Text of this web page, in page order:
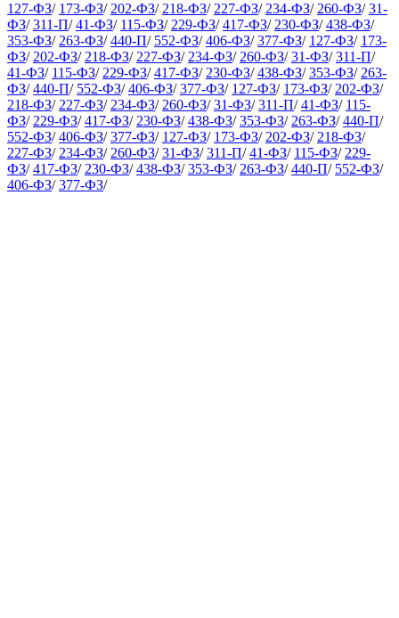
127-ФЗ/ 173-ФЗ/ 202-ФЗ/ 218-ФЗ/ 227-ФЗ/ 234-ФЗ/ 260-ФЗ/ 31-
ФЗ/ 311-П/ 41-ФЗ/ 115-ФЗ/ 229-ФЗ/ 417-ФЗ/ 230-ФЗ/ 438-ФЗ/
353-ФЗ/ 263-ФЗ/ 440-П/ 552-ФЗ/ 406-ФЗ/ 377-ФЗ/ 127-ФЗ/ 173-
ФЗ/ 202-ФЗ/ 218-ФЗ/ 227-ФЗ/ 234-ФЗ/ 260-ФЗ/ 31-ФЗ/ 311-П/
41-ФЗ/ 115-ФЗ/ 229-ФЗ/ 417-ФЗ/ 230-ФЗ/ 438-ФЗ/ 353-ФЗ/ 263-
ФЗ/ 440-П/ 552-ФЗ/ 406-ФЗ/ 377-ФЗ/ 127-ФЗ/ 173-ФЗ/ 202-ФЗ/
218-ФЗ/ 227-ФЗ/ 234-ФЗ/ 260-ФЗ/ 31-ФЗ/ 311-П/ 41-ФЗ/ 115-
ФЗ/ 229-ФЗ/ 417-ФЗ/ 230-ФЗ/ 438-ФЗ/ 353-ФЗ/ 263-ФЗ/ 440-П/
552-ФЗ/ 406-ФЗ/ 377-ФЗ/ 127-ФЗ/ 173-ФЗ/ 202-ФЗ/ 218-ФЗ/
227-ФЗ/ 234-ФЗ/ 260-ФЗ/ 31-ФЗ/ 311-П/ 41-ФЗ/ 115-ФЗ/ 229-
ФЗ/ 417-ФЗ/ 230-ФЗ/ 438-ФЗ/ 353-ФЗ/ 263-ФЗ/ 440-П/ 552-ФЗ/
406-ФЗ/ 377-ФЗ/